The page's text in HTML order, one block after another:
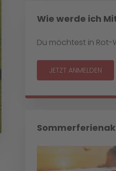
Wie werde ich
Du möchtest in Rot-
JETZT ANMELDEN